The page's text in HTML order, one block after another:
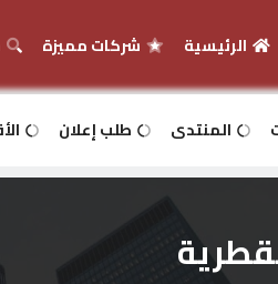
الرئيسية شركات مميزة
المنتدى طلب إعلان